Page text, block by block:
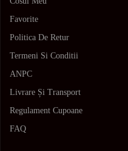
Favorite
Politica De Retur
Termeni Si Conditii
ANPC
Livrare Și Transport
Regulament Cupoane
FAQ